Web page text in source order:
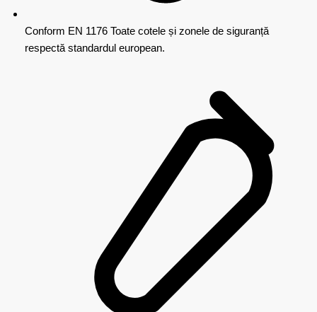
Conform EN 1176 Toate cotele și zonele de siguranță
respectă standardul european.